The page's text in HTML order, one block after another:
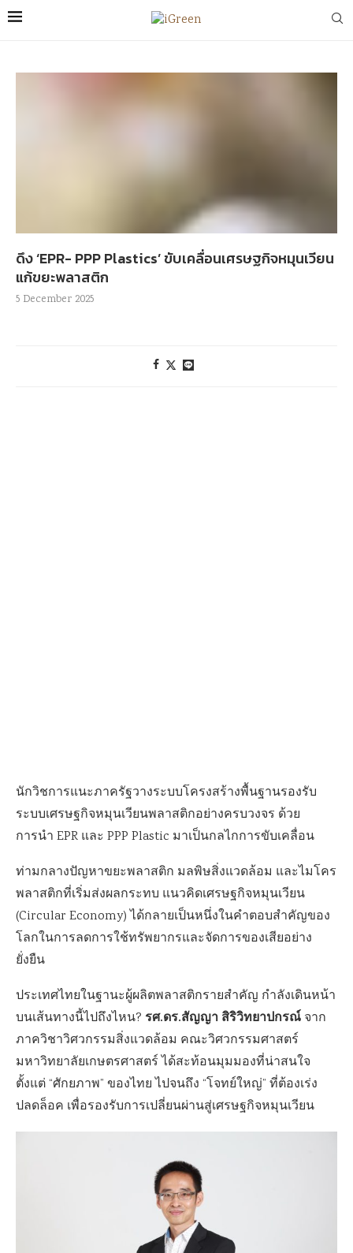
ดึง ‘EPR- PPP Plastics’ ขับเคลื่อนเศรษฐกิจหมุนเวียน
แก้ขยะพลาสติก
5 December 2025
นักวิชการแนะภาครัฐวางระบบโครงสร้างพื้นฐานรองรับ
ระบบเศรษฐกิจหมุนเวียนพลาสติกอย่างครบวงจร ด้วย
การนำ EPR และ PPP Plastic มาเป็นกลไกการขับเคลื่อน
ท่ามกลางปัญหาขยะพลาสติก มลพิษสิ่งแวดล้อม และไมโคร
พลาสติกที่เริ่มส่งผลกระทบ แนวคิดเศรษฐกิจหมุนเวียน
(Circular Economy) ได้กลายเป็นหนึ่งในคำตอบสำคัญของ
โลกในการลดการใช้ทรัพยากรและจัดการของเสียอย่าง
ยั่งยืน
ประเทศไทยในฐานะผู้ผลิตพลาสติกรายสำคัญ กำลังเดินหน้า
บนเส้นทางนี้ไปถึงไหน? รศ.ดร.สัญญา สิริวิทยาปกรณ์ จาก
ภาควิชาวิศวกรรมสิ่งแวดล้อม คณะวิศวกรรมศาสตร์
มหาวิทยาลัยเกษตรศาสตร์ ได้สะท้อนมุมมองที่น่าสนใจ
ตั้งแต่ “ศักยภาพ” ของไทย ไปจนถึง “โจทย์ใหญ่” ที่ต้องเร่ง
ปลดล็อค เพื่อรองรับการเปลี่ยนผ่านสู่เศรษฐกิจหมุนเวียน